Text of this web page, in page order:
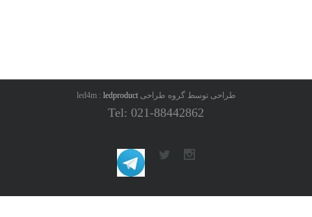
طراحی توسط گروه طراحی led4m :ledproduct
Tel: 021-88442862